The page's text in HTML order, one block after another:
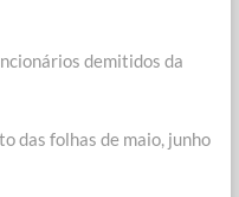
demitidos da
das folhas de maio, junho